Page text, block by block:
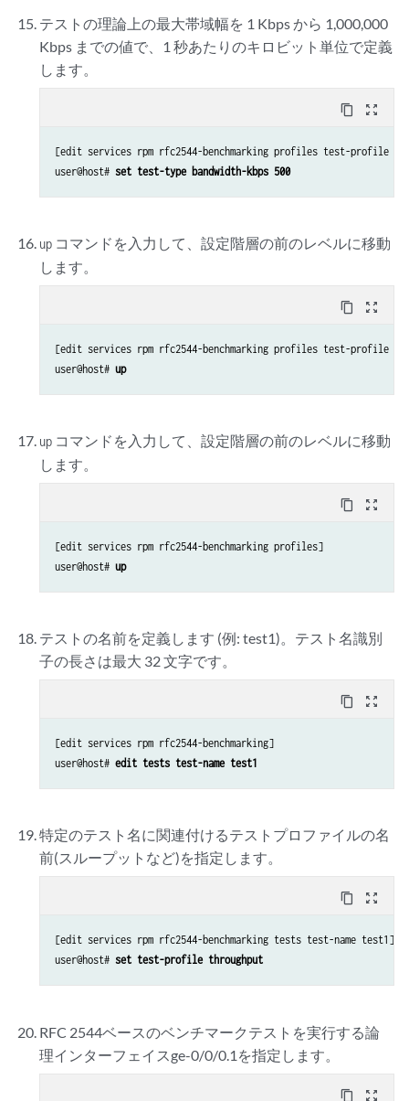
テストの理論上の最大帯域幅を 1 Kbps から 1,000,000
Kbps までの値で、1 秒あたりのキロビット単位で定義
します。
content_copy zoom_out_map
[edit services rpm rfc2544-benchmarking profiles test-profile
user@host# set test-type bandwidth-kbps 500
up コマンドを入力して、設定階層の前のレベルに移動
します。
content_copy zoom_out_map
[edit services rpm rfc2544-benchmarking profiles test-profile
user@host# up
up コマンドを入力して、設定階層の前のレベルに移動
します。
content_copy zoom_out_map
[edit services rpm rfc2544-benchmarking profiles]
user@host# up
テストの名前を定義します (例: test1)。テスト名識別
子の長さは最大 32 文字です。
content_copy zoom_out_map
[edit services rpm rfc2544-benchmarking]
user@host# edit tests test-name test1
特定のテスト名に関連付けるテストプロファイルの名
前(スループットなど)を指定します。
content_copy zoom_out_map
[edit services rpm rfc2544-benchmarking tests test-name test1]
user@host# set test-profile throughput
RFC 2544ベースのベンチマークテストを実行する論
理インターフェイスge-0/0/0.1を指定します。
content_copy zoom_out_map